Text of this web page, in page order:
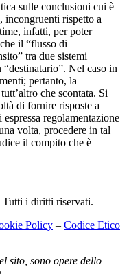
sulle conclusioni cui è
incongruenti rispetto a
infatti, per poter
il “flusso di
tra due sistemi
Nel caso in
pertanto, la
che scontata. Si
di fornire risposte a
regolamentazione
volta, procedere in tal
il compito che è
i diritti riservati.
Policy – Codice Etico
sito, sono opere dello